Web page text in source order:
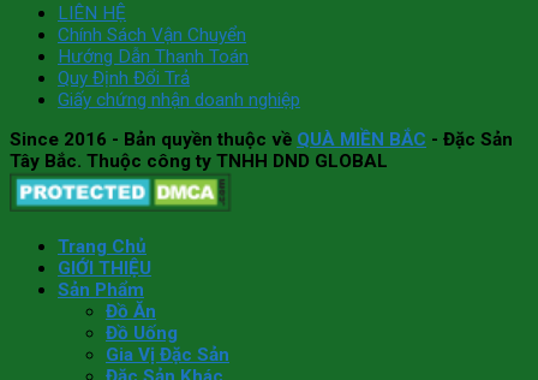
LIÊN HỆ
Chính Sách Vận Chuyển
Hướng Dẫn Thanh Toán
Quy Định Đổi Trả
Giấy chứng nhận doanh nghiệp
Since 2016 - Bản quyền thuộc về QUÀ MIỀN BẮC - Đặc Sản
Tây Bắc. Thuộc công ty TNHH DND GLOBAL
Trang Chủ
GIỚI THIỆU
Sản Phẩm
Đồ Ăn
Đồ Uống
Gia Vị Đặc Sản